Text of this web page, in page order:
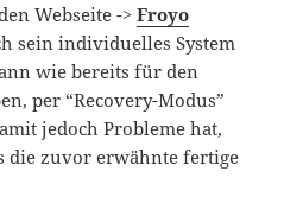
Webseite ->Froyo
sein individuelles System
wie bereits für den
per “Recovery-Modus”
jedoch Probleme hat,
die zuvor erwähnte fertige